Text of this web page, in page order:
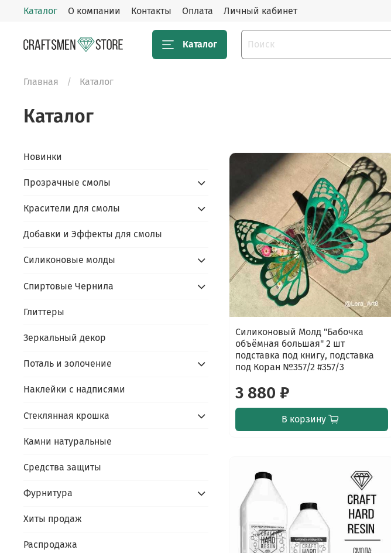
Каталог О компании Контакты Оплата Личный кабинет
Каталог
Главная Каталог
Каталог
Силиконовый Молд "Бабочка
объёмная большая" 2 шт
подставка под книгу, подставка
под Коран №357/2 #357/3
3 880 ₽
В корзину
Новинки
Прозрачные смолы
Красители для смолы
Добавки и Эффекты для смолы
Силиконовые молды
Спиртовые Чернила
Глиттеры
Зеркальный декор
Поталь и золочение
Наклейки с надписями
Стеклянная крошка
Камни натуральные
Средства защиты
Фурнитура
Хиты продаж
Распродажа